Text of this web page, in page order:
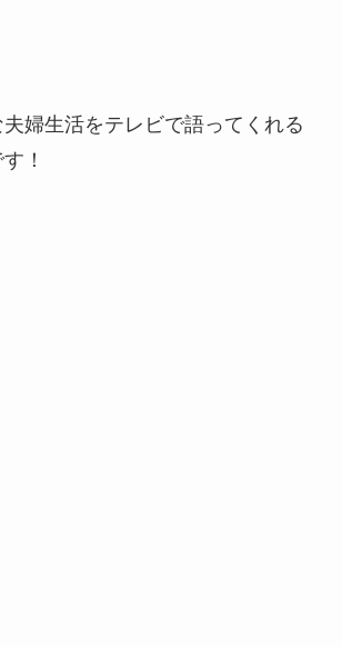
婦生活をテレビで語ってくれる
！